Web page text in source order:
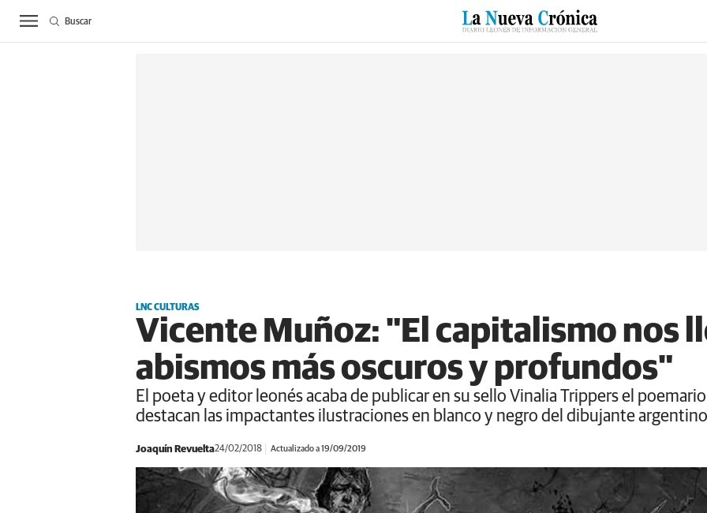
ACTUALIDAD BIERZO SUCESOS CULTURAS ESPECIALES DEPORTES
Buscar
LNC CULTURAS
Vicente Muñoz: "El capitalismo nos
abismos más oscuros y profundos"
El poeta y editor leonés acaba de publicar en su sello Vinalia Trippers el
destacan las impactantes ilustraciones en blanco y negro del dibujante
Joaquín Revuelta24/02/2018 Actualizado a 19/09/2019